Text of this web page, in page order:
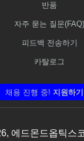
반품
자주 묻는 질문(FAQ)
피드백 전송하기
카탈로그
채용 진행 중! 지원하기
, 에드몬드옵틱스